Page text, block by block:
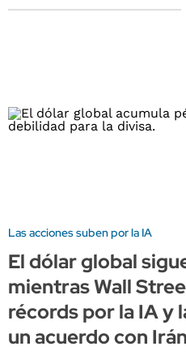
Las acciones suben por la IA
El dólar global
mientras Wall
récords por la IA y
un acuerdo con Irán